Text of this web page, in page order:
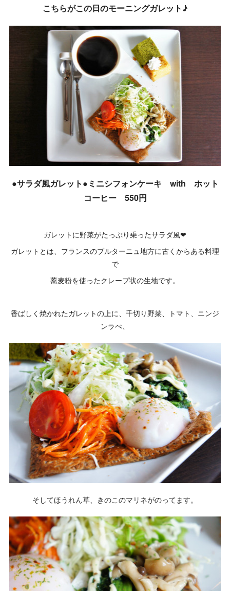
こちらがこの日のモーニングガレット♪
●サラダ風ガレット●ミニシフォンケーキ with ホット
コーヒー 550円
ガレットに野菜がたっぷり乗ったサラダ風❤
ガレットとは、フランスのブルターニュ地方に古くからある料理
で
蕎麦粉を使ったクレープ状の生地です。
香ばしく焼かれたガレットの上に、千切り野菜、トマト、ニンジ
ンラぺ、
そしてほうれん草、きのこのマリネがのってます。